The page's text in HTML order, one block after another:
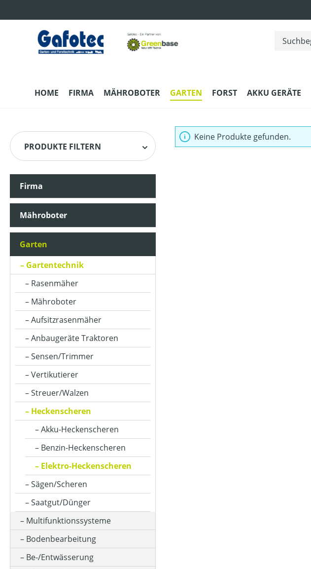
HOME FIRMA MÄHROBOTER GARTEN FORST AKKU GERÄTE
PRODUKTE FILTERN
Firma
Mähroboter
Garten
Gartentechnik
Rasenmäher
Mähroboter
Aufsitzrasenmäher
Anbaugeräte Traktoren
Sensen/Trimmer
Vertikutierer
Streuer/Walzen
Heckenscheren
Akku-Heckenscheren
Benzin-Heckenscheren
Elektro-Heckenscheren
Sägen/Scheren
Saatgut/Dünger
Multifunktionssysteme
Bodenbearbeitung
Be-/Entwässerung
Keine Produkte gefunden.